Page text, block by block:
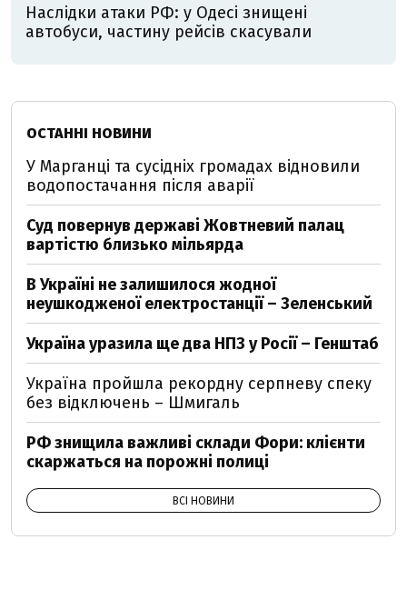
Наслідки атаки РФ: у Одесі знищені
автобуси, частину рейсів скасували
ОСТАННІ НОВИНИ
У Марганці та сусідніх громадах відновили
водопостачання після аварії
Суд повернув державі Жовтневий палац
вартістю близько мільярда
В Україні не залишилося жодної
неушкодженої електростанції – Зеленський
Україна уразила ще два НПЗ у Росії – Генштаб
Україна пройшла рекордну серпневу спеку
без відключень – Шмигаль
РФ знищила важливі склади Фори: клієнти
скаржаться на порожні полиці
ВСІ НОВИНИ